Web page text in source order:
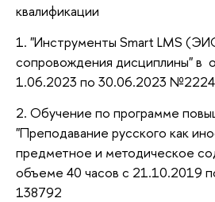
квалификации
1. "Инструменты Smart LMS
сопровождения дисциплины" в
1.06.2023 по 30.06.2023
2. Обучение по программе
"Преподавание русского как
предметное и методическое
объеме 40 часов с 21.10.2019
138792